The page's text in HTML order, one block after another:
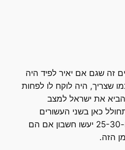
שגם אם יאיר לפיד היה
שצריך, היה לוקח לו לפחות
את ישראל למצב
כאן בשני העשורים
האחרונים. שכל בני ה-25-30 יעשו חשבון אם הם
הזה.